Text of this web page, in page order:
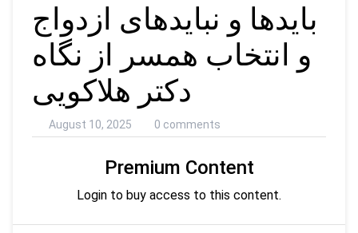
بایدها و نباید‌های ازدواج
و انتخاب همسر از نگاه
دکتر هلاکویی
August 10, 2025 0 comments
Premium Content
Login to buy access to this content.